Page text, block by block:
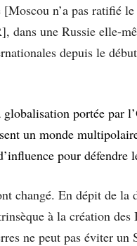
n’a pas ratifié
dans une Russie elle-
depuis le
globalisation portée par
un monde
pour défendre
changé. En dépit de la
à la création des
ne peut pas éviter un